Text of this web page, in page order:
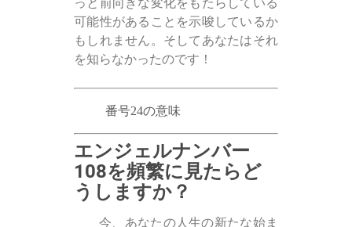
っと前向きな変化をもたらしている
可能性があることを示唆しているか
もしれません。そしてあなたはそれ
を知らなかったのです！
番号24の意味
エンジェルナンバー
108を頻繁に見たらど
うしますか？
今、あなたの人生の新たな始ま